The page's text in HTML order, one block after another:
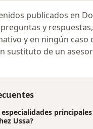
publicados en
y
y en ningún caso
sustituto de un
especialidades
Ussa?